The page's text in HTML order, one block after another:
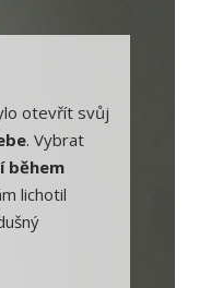
otevřít svůj
. Vybrat
během
lichotil